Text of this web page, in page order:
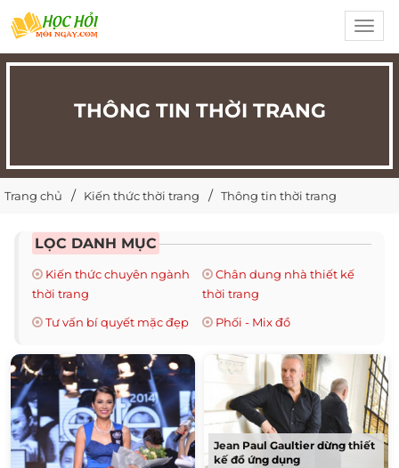
THÔNG TIN THỜI TRANG
Trang chủ Kiến thức thời trang Thông tin thời trang
LỌC DANH MỤC
Kiến thức chuyên ngành
thời trang
Chân dung nhà thiết kế
thời trang
Tư vấn bí quyết mặc đẹp
Phối - Mix đồ
Jean Paul Gaultier dừng thiết
kế đồ ứng dụng